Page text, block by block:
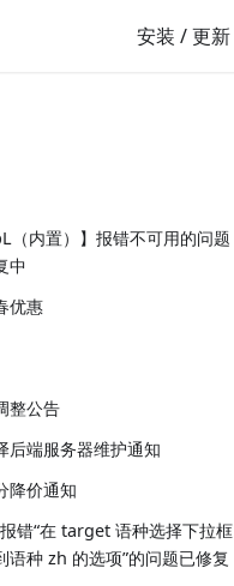
安装 / 更新
（内置）】报错不可用的问题
中
优惠
整公告
后端服务器维护通知
降价通知
错“在 target 语种选择下拉框
语种 zh 的选项”的问题已修复